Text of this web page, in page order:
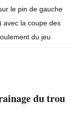
le pin de gauche
avec la coupe des
du jeu
du trou